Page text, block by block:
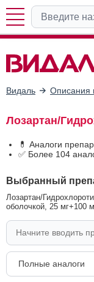
Видаль Описания
Лозартан/
💊 Аналоги
✅ Более 104
Выбранный
Лозартан/
оболочкой, 25 мг+100